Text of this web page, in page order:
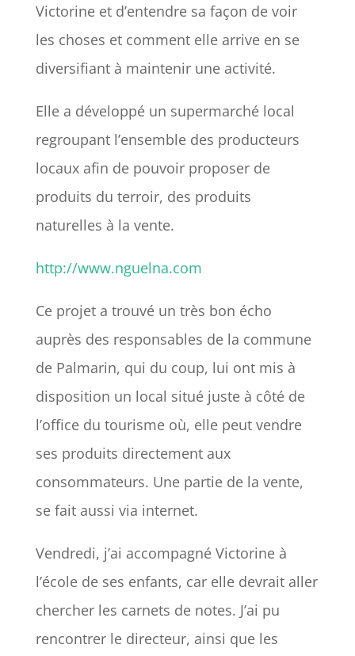
Victorine et d’entendre sa façon de voir
les choses et comment elle arrive en se
diversifiant à maintenir une activité.
Elle a développé un supermarché local
regroupant l’ensemble des producteurs
locaux afin de pouvoir proposer de
produits du terroir, des produits
naturelles à la vente.
http://www.nguelna.com
Ce projet a trouvé un très bon écho
auprès des responsables de la commune
de Palmarin, qui du coup, lui ont mis à
disposition un local situé juste à côté de
l’office du tourisme où, elle peut vendre
ses produits directement aux
consommateurs. Une partie de la vente,
se fait aussi via internet.
Vendredi, j’ai accompagné Victorine à
l’école de ses enfants, car elle devrait aller
chercher les carnets de notes. J’ai pu
rencontrer le directeur, ainsi que les